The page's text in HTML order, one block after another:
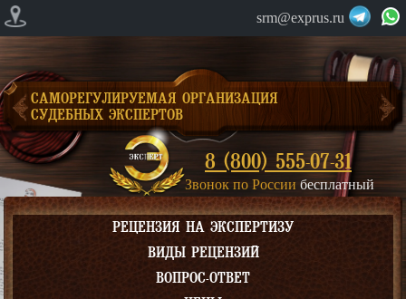
srm@exprus.ru
САМОРЕГУЛИРУЕМАЯ ОРГАНИЗАЦИЯ
СУДЕБНЫХ ЭКСПЕРТОВ
8 (800) 555-07-31
Звонок по России бесплатный
РЕЦЕНЗИЯ НА ЭКСПЕРТИЗУ
ВИДЫ РЕЦЕНЗИЙ
ВОПРОС-ОТВЕТ